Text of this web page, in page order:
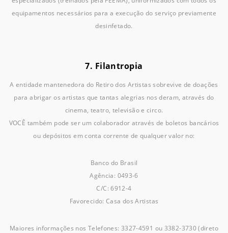
equipamentos necessários para a execução do serviço previamente
desinfetado.
7. Filantropia
A entidade mantenedora do Retiro dos Artistas sobrevive de doações
para abrigar os artistas que tantas alegrias nos deram, através do
cinema, teatro, televisão e circo.
VOCÊ também pode ser um colaborador através de boletos bancários
ou depósitos em conta corrente de qualquer valor no:
Banco do Brasil
Agência: 0493-6
C/C: 6912-4
Favorecido: Casa dos Artistas
Maiores informações nos Telefones: 3327-4591 ou 3382-3730 (direto